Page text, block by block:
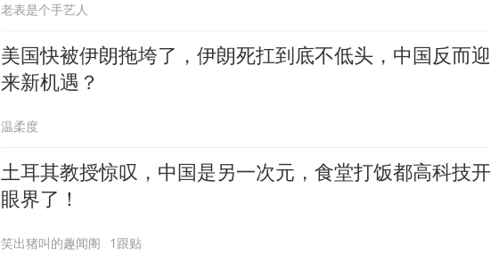
老表是个手艺人
美国快被伊朗拖垮了，伊朗死扛到底不低头，中国反而迎
来新机遇？
温柔度
土耳其教授惊叹，中国是另一次元，食堂打饭都高科技开
眼界了！
笑出猪叫的趣闻阁 1跟贴